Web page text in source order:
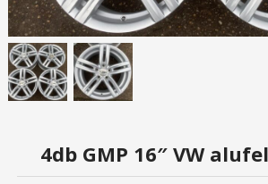
4db GMP 16″ VW